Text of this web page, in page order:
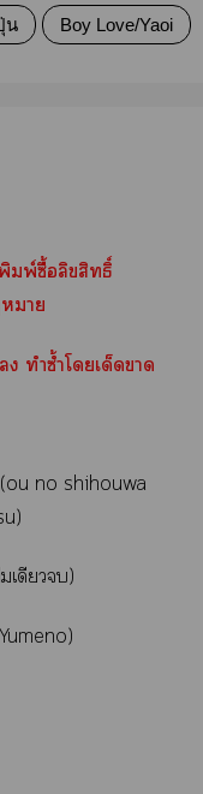
น Boy Love/Yaoi
มพ์ซื้อลิขสิทธิ์
า
ทำซ้ำโเด็ดา
no shihouwa
เดียว)